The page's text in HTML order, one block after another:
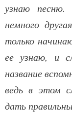
узнаю песню.
немного
только
ее узнаю, и
название
ведь в этом
дать